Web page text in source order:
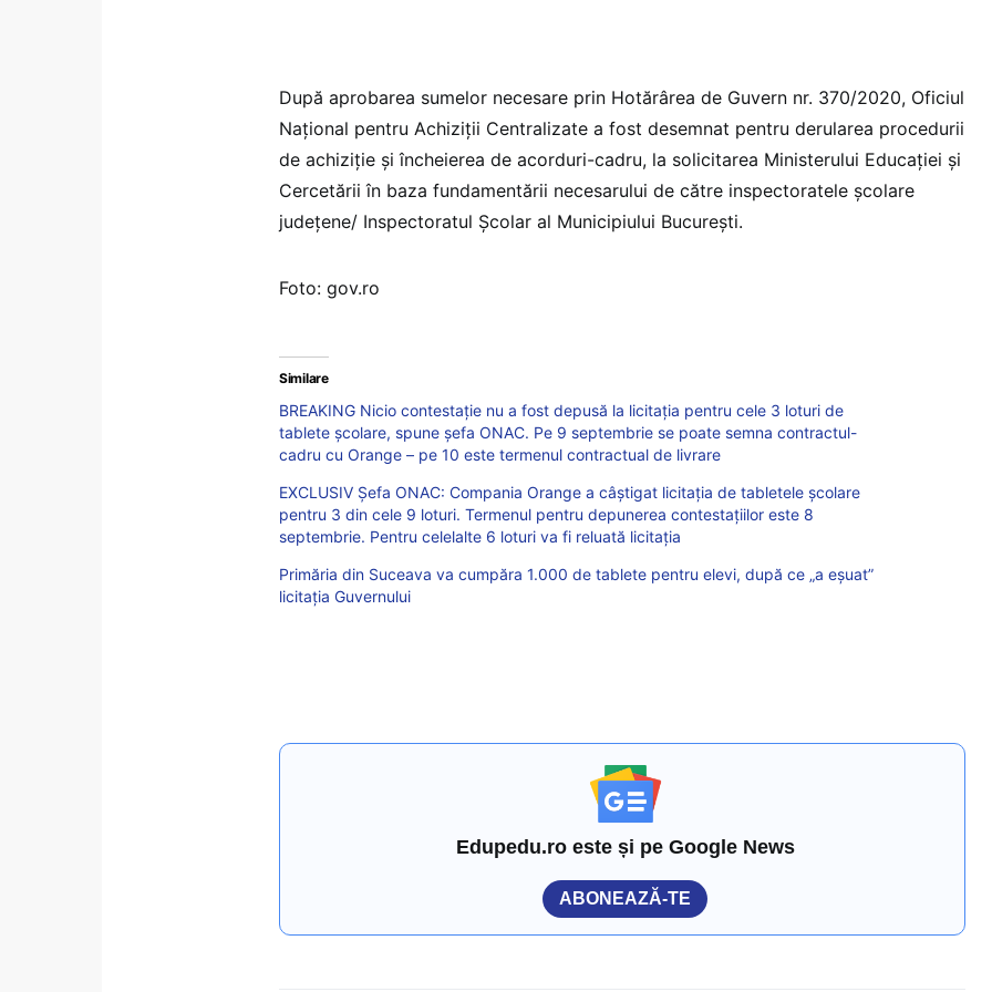
După aprobarea sumelor necesare prin Hotărârea de Guvern nr. 370/2020, Oficiul
Național pentru Achiziții Centralizate a fost desemnat pentru derularea procedurii
de achiziție și încheierea de acorduri-cadru, la solicitarea Ministerului Educației și
Cercetării în baza fundamentării necesarului de către inspectoratele școlare
județene/ Inspectoratul Școlar al Municipiului București.
Foto: gov.ro
Similare
BREAKING Nicio contestație nu a fost depusă la licitația pentru cele 3 loturi de
tablete școlare, spune șefa ONAC. Pe 9 septembrie se poate semna contractul-
cadru cu Orange – pe 10 este termenul contractual de livrare
EXCLUSIV Șefa ONAC: Compania Orange a câștigat licitația de tabletele școlare
pentru 3 din cele 9 loturi. Termenul pentru depunerea contestațiilor este 8
septembrie. Pentru celelalte 6 loturi va fi reluată licitația
Primăria din Suceava va cumpăra 1.000 de tablete pentru elevi, după ce „a eşuat”
licitaţia Guvernului
Edupedu.ro este și pe Google News
ABONEAZĂ-TE